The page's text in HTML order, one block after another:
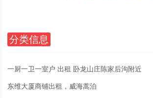
分类信息
一厨一卫一室户 出租 卧龙山庄陈家后沟附近
东维大厦商铺出租，威海蒿泊